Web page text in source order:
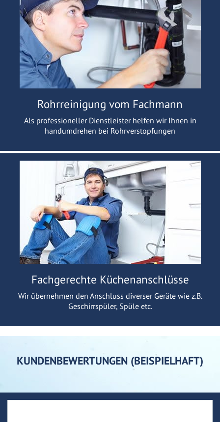
Rohrreinigung vom Fachmann
Als professioneller Dienstleister helfen wir Ihnen in
handumdrehen bei Rohrverstopfungen
Fachgerechte Küchenanschlüsse
Wir übernehmen den Anschluss diverser Geräte wie z.B.
Geschirrspüler, Spüle etc.
KUNDENBEWERTUNGEN (BEISPIELHAFT)